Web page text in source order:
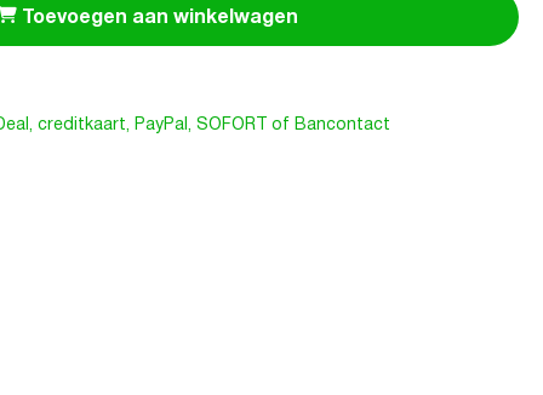
Toevoegen aan winkelwagen
creditkaart, PayPal, SOFORT of Bancontact